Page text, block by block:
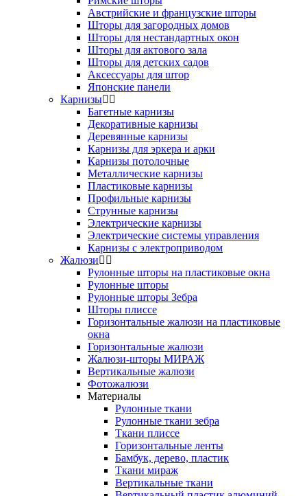
Австрийские и французские шторы
Шторы для загородных домов
Шторы для нестандартных окон
Шторы для актового зала
Шторы для детских садов
Аксессуары для штор
Японские панели
Карнизы
Багетные карнизы
Декоративные карнизы
Деревянные карнизы
Карнизы для эркера и арки
Карнизы потолочные
Металлические карнизы
Пластиковые карнизы
Профильные карнизы
Струнные карнизы
Электрические карнизы
Электрические системы управления
Карнизы с электроприводом
Жалюзи
Рулонные шторы на пластиковые окна
Рулонные шторы
Рулонные шторы Зебра
Шторы плиссе
Горизонтальные жалюзи на пластиковые
окна
Горизонтальные жалюзи
Жалюзи-шторы МИРАЖ
Вертикальные жалюзи
Фотожалюзи
Материалы
Рулонные ткани
Рулонные ткани зебра
Ткани плиссе
Горизонтальные ленты
Бамбук, дерево, пластик
Ткани мираж
Вертикальные ткани